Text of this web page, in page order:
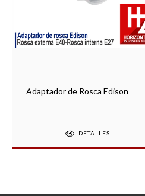
Adaptador de Rosca Edison
DETALLES